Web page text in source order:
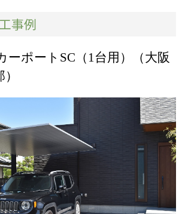
事例
ーポートSC（1台用）（大阪